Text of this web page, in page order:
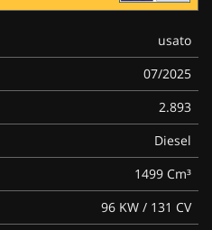
usato
07/2025
2.893
Diesel
1499 Cm³
96 KW / 131 CV